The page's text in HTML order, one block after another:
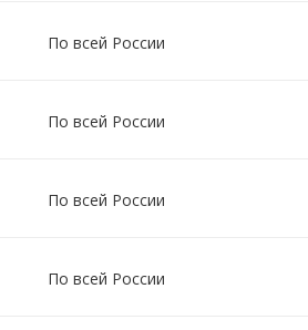
По всей России
По всей России
По всей России
По всей России